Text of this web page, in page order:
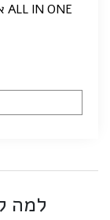
ALL IN ONE אול אין וואן מסכה ללא שטיפה 911 | 150 מ"ל
למה